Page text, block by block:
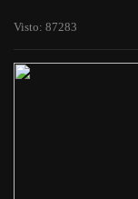
Visto: 87283